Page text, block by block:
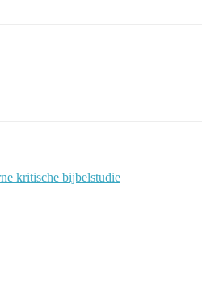
kritische bijbelstudie